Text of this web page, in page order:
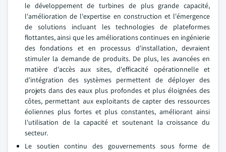
le développement de turbines de plus grande capacité,
l'amélioration de l'expertise en construction et l'émergence
de solutions incluant les technologies de plateformes
flottantes, ainsi que les améliorations continues en ingénierie
des fondations et en processus d'installation, devraient
stimuler la demande de produits. De plus, les avancées en
matière d'accès aux sites, d'efficacité opérationnelle et
d'intégration des systèmes permettent de déployer des
projets dans des eaux plus profondes et plus éloignées des
côtes, permettant aux exploitants de capter des ressources
éoliennes plus fortes et plus constantes, améliorant ainsi
l'utilisation de la capacité et soutenant la croissance du
secteur.
Le soutien continu des gouvernements sous forme de